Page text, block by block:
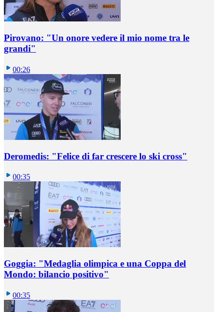
Pirovano: "Un onore vedere il mio nome tra le
grandi"
00:26
Deromedis: "Felice di far crescere lo ski cross"
00:35
Goggia: "Medaglia olimpica e una Coppa del
Mondo: bilancio positivo"
00:35